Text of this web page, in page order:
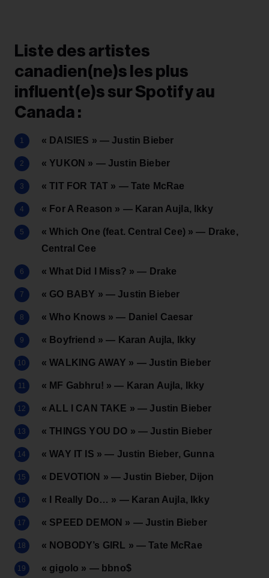
Liste des artistes
canadien(ne)s les plus
influent(e)s sur Spotify au
Canada :
« DAISIES » — Justin Bieber
« YUKON » — Justin Bieber
« TIT FOR TAT » — Tate McRae
« For A Reason » — Karan Aujla, Ikky
« Which One (feat. Central Cee) » — Drake,
Central Cee
« What Did I Miss? » — Drake
« GO BABY » — Justin Bieber
« Who Knows » — Daniel Caesar
« Boyfriend » — Karan Aujla, Ikky
« WALKING AWAY » — Justin Bieber
« MF Gabhru! » — Karan Aujla, Ikky
« ALL I CAN TAKE » — Justin Bieber
« THINGS YOU DO » — Justin Bieber
« WAY IT IS » — Justin Bieber, Gunna
« DEVOTION » — Justin Bieber, Dijon
« I Really Do… » — Karan Aujla, Ikky
« SPEED DEMON » — Justin Bieber
« NOBODY’s GIRL » — Tate McRae
« gigolo » — bbno$